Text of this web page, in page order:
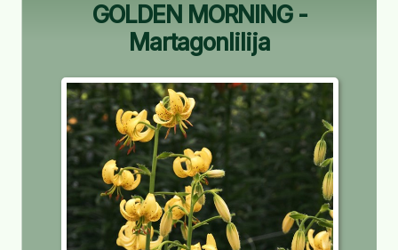
GOLDEN MORNING -
Martagonlilija